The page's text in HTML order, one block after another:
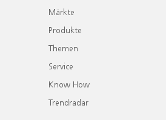
Märkte
Produkte
Themen
Service
Know How
Trendradar